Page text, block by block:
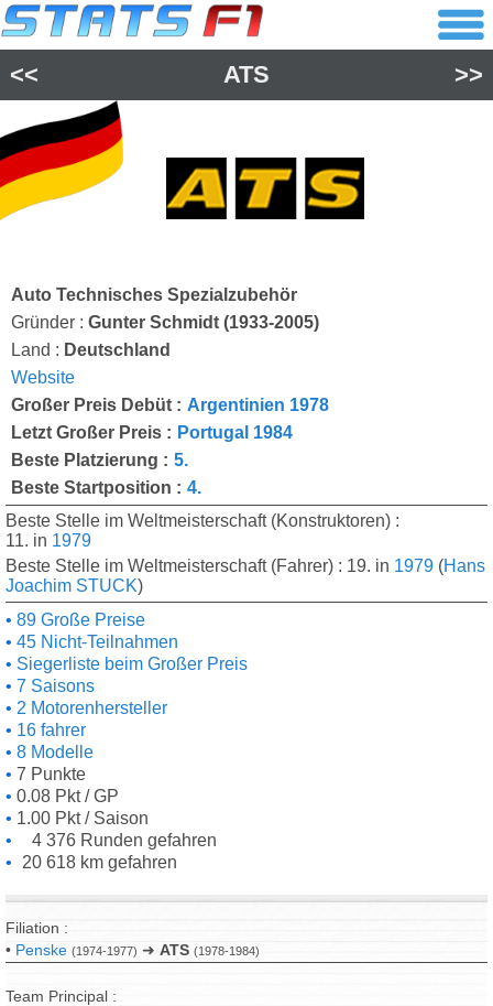
<< ATS >>
Auto Technisches Spezialzubehör
Gründer : Gunter Schmidt (1933-2005)
Land : Deutschland
Website
Großer Preis Debüt : Argentinien 1978
Letzt Großer Preis : Portugal 1984
Beste Platzierung : 5.
Beste Startposition : 4.
Beste Stelle im Weltmeisterschaft (Konstruktoren) :
11. in 1979
Beste Stelle im Weltmeisterschaft (Fahrer) : 19. in 1979 (Hans
Joachim STUCK)
89 Große Preise
45 Nicht-Teilnahmen
Siegerliste beim Großer Preis
7 Saisons
2 Motorenhersteller
16 fahrer
8 Modelle
7 Punkte
0.08 Pkt / GP
1.00 Pkt / Saison
4 376 Runden gefahren
20 618 km gefahren
Filiation :
• Penske (1974-1977) ➜ ATS (1978-1984)
Team Principal :